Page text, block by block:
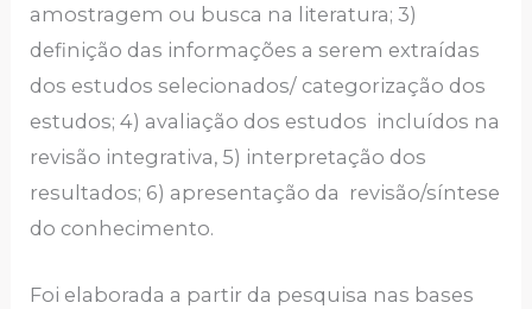
amostragem ou busca na literatura; 3)
definição das informações a serem extraídas
dos estudos selecionados/ categorização dos
estudos; 4) avaliação dos estudos incluídos na
revisão integrativa, 5) interpretação dos
resultados; 6) apresentação da revisão/síntese
do conhecimento.
Foi elaborada a partir da pesquisa nas bases